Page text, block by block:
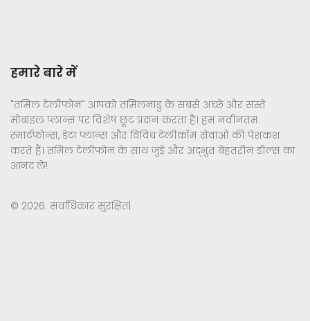
हमारे बारे में
"तमिल टेलीफोन" आपको तमिलनाडु के सबसे अच्छे और सस्ते
मोबाइल प्लान्स पर विशेष छूट प्रदान करता है। हम नवीनतम
स्मार्टफोन्स, डेटा प्लान्स और विविध टेलीकॉम सेवाओं की पेशकश
करते हैं। तमिल टेलीफोन के साथ जुड़ें और अद्भुत बेहतरीन डील्स का
आनंद लें!
© 2026. सर्वाधिकार सुरक्षित|